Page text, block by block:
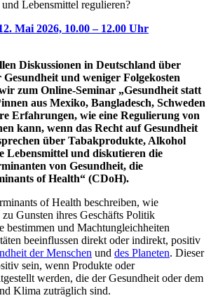
Lebensmittel regulieren?
Mai 2026, 10.00 – 12.00 Uhr
Diskussionen in Deutschland über
und weniger Folgekosten
zum Online-Seminar „Gesundheit statt
aus Mexiko, Bangladesch, Schweden
Erfahrungen, wie eine Regulierung von
kann, wenn das Recht auf Gesundheit
über Tabakprodukte, Alkohol
Lebensmittel und diskutieren die
von Gesundheit, die
of Health“ (CDoH).
of Health beschreiben, wie
Gunsten ihres Geschäfts Politik
bestimmen und Machtungleichheiten
beeinflussen direkt oder indirekt, positiv
der Menschen und des Planeten. Dieser
sein, wenn Produkte oder
werden, die der Gesundheit oder dem
Klima zuträglich sind.